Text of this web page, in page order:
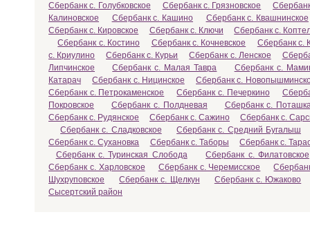
Сбербанк с. Голубковское
Сбербанк с. Грязновское
Калиновское
Сбербанк с. Кашино
Сбербанк с. Квашнинское
Сбербанк с. Кировское
Сбербанк с. Ключи
Сбербанк с.
Сбербанк с. Костино
Сбербанк с. Кочневское
Сбербанк с.
с. Криулино
Сбербанк с. Курьи Сбербанк с. Ленское
Липчинское
Сбербанк с. Малая Тавра
Сбербанк с.
Катарач
Сбербанк с. Ницинское
Сбербанк с.
Сбербанк с. Петрокаменское
Сбербанк с. Печеркино
Покровское
Сбербанк с. Полдневая
Сбербанк с.
Сбербанк с. Рудянское
Сбербанк с. Сажино
Сбербанк с.
Сбербанк с. Сладковское
Сбербанк с. Средний Бугалыш
Сбербанк с. Сухановка
Сбербанк с. Таборы
Сбербанк с.
Сбербанк с. Туринская Слобода
Сбербанк с. Филатовское
Сбербанк с. Харловское
Сбербанк с. Черемисское
Шухруповское
Сбербанк с. Щелкун
Сбербанк с. Южаково
Сысертский район